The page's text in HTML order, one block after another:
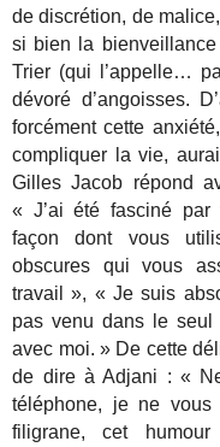
de discrétion, de
si bien la
Trier (qui l’appelle…
dévoré d’angoisses.
forcément cette
compliquer la vie,
Gilles Jacob répond
« J’ai été fasciné par
façon dont vous
obscures qui vous
travail », « Je suis
pas venu dans le seul
avec moi. » De cette
de dire à Adjani : «
téléphone, je ne
filigrane, cet